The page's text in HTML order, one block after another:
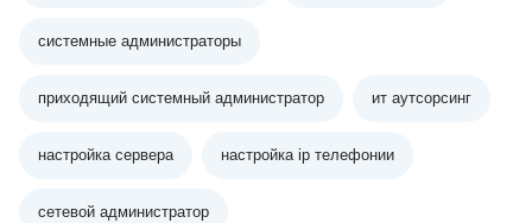
системные администраторы
приходящий системный администратор ит аутсорсинг
настройка сервера настройка ip телефонии
сетевой администратор